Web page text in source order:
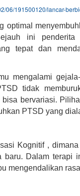
06/191500120/lancar-
optimal
ini
tepat dan
mengalami
tidak
bervariasi.
PTSD yang
Kognitif ,
baru. Dalam terapi
mengendalikan